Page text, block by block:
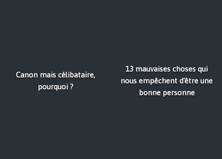
Canon mais célibataire,
pourquoi ?
13 mauvaises choses qui
nous empêchent d'être une
bonne personne